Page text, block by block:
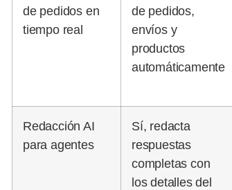
de pedidos en
tiempo real
de pedidos,
envíos y
productos
automáticamente
Redacción AI
para agentes
Sí, redacta
respuestas
completas con
los detalles del